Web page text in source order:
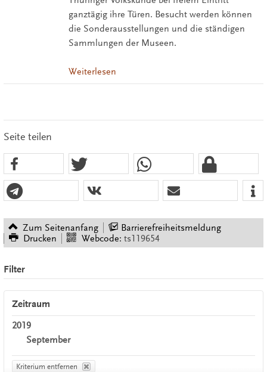
ganztägig ihre Türen. Besucht werden können
die Sonderausstellungen und die ständigen
Sammlungen der Museen.
Weiterlesen
Seite teilen
Zum Seitenanfang
Barrierefreiheitsmeldung
Drucken
Webcode: ts119654
Filter
Zeitraum
2019
September
Kriterium entfernen